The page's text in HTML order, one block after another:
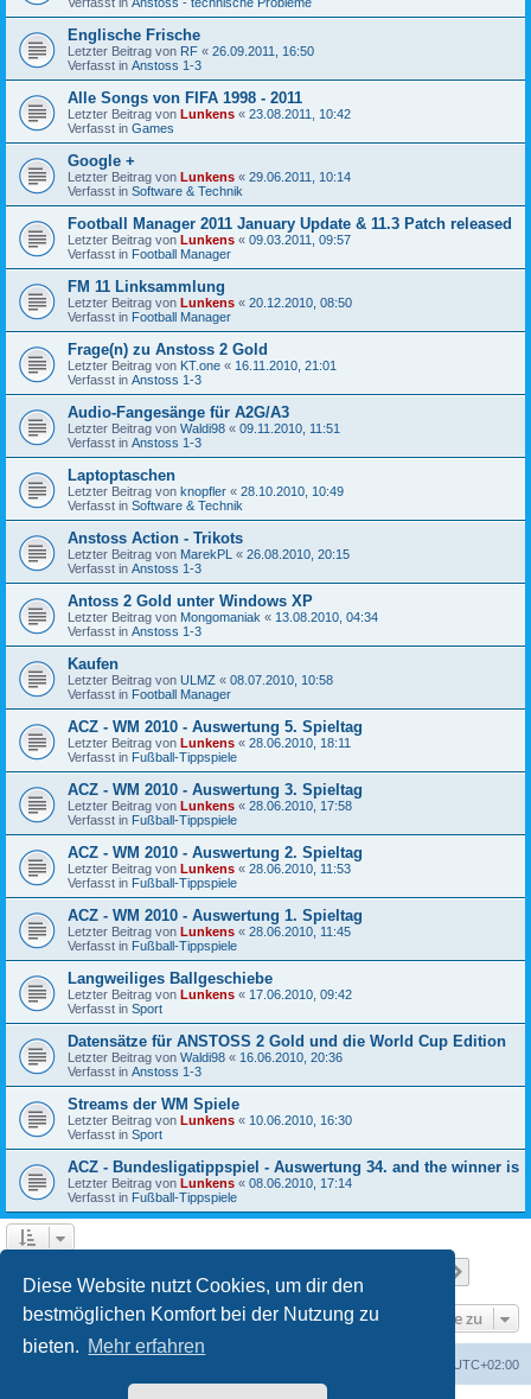
Diese Website nutzt Cookies, um dir den
bestmöglichen Komfort bei der Nutzung zu
bieten. Mehr erfahren
Englische Frische
Letzter Beitrag von RF « 26.09.2011, 16:50
Verfasst in Anstoss 1-3
Alle Songs von FIFA 1998 - 2011
Letzter Beitrag von Lunkens « 23.08.2011, 10:42
Verfasst in Games
Google +
Letzter Beitrag von Lunkens « 29.06.2011, 10:14
Verfasst in Software & Technik
Football Manager 2011 January Update & 11.3 Patch released
Letzter Beitrag von Lunkens « 09.03.2011, 09:57
Verfasst in Football Manager
FM 11 Linksammlung
Letzter Beitrag von Lunkens « 20.12.2010, 08:50
Verfasst in Football Manager
Frage(n) zu Anstoss 2 Gold
Letzter Beitrag von KT.one « 16.11.2010, 21:01
Verfasst in Anstoss 1-3
Audio-Fangesänge für A2G/A3
Letzter Beitrag von Waldi98 « 09.11.2010, 11:51
Verfasst in Anstoss 1-3
Laptoptaschen
Letzter Beitrag von knopfler « 28.10.2010, 10:49
Verfasst in Software & Technik
Anstoss Action - Trikots
Letzter Beitrag von MarekPL « 26.08.2010, 20:15
Verfasst in Anstoss 1-3
Antoss 2 Gold unter Windows XP
Letzter Beitrag von Mongomaniak « 13.08.2010, 04:34
Verfasst in Anstoss 1-3
Kaufen
Letzter Beitrag von ULMZ « 08.07.2010, 10:58
Verfasst in Football Manager
ACZ - WM 2010 - Auswertung 5. Spieltag
Letzter Beitrag von Lunkens « 28.06.2010, 18:11
Verfasst in Fußball-Tippspiele
ACZ - WM 2010 - Auswertung 3. Spieltag
Letzter Beitrag von Lunkens « 28.06.2010, 17:58
Verfasst in Fußball-Tippspiele
ACZ - WM 2010 - Auswertung 2. Spieltag
Letzter Beitrag von Lunkens « 28.06.2010, 11:53
Verfasst in Fußball-Tippspiele
ACZ - WM 2010 - Auswertung 1. Spieltag
Letzter Beitrag von Lunkens « 28.06.2010, 11:45
Verfasst in Fußball-Tippspiele
Langweiliges Ballgeschiebe
Letzter Beitrag von Lunkens « 17.06.2010, 09:42
Verfasst in Sport
Datensätze für ANSTOSS 2 Gold und die World Cup Edition
Letzter Beitrag von Waldi98 « 16.06.2010, 20:36
Verfasst in Anstoss 1-3
Streams der WM Spiele
Letzter Beitrag von Lunkens « 10.06.2010, 16:30
Verfasst in Sport
ACZ - Bundesligatippspiel - Auswertung 34. and the winner is
Letzter Beitrag von Lunkens « 08.06.2010, 17:14
Verfasst in Fußball-Tippspiele
Gehe zu
UTC+02:00